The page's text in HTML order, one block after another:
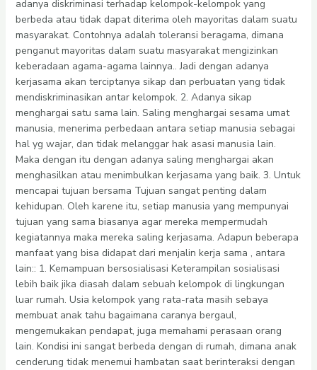
adanya diskriminasi terhadap kelompok-kelompok yang
berbeda atau tidak dapat diterima oleh mayoritas dalam suatu
masyarakat. Contohnya adalah toleransi beragama, dimana
penganut mayoritas dalam suatu masyarakat mengizinkan
keberadaan agama-agama lainnya.. Jadi dengan adanya
kerjasama akan terciptanya sikap dan perbuatan yang tidak
mendiskriminasikan antar kelompok. 2. Adanya sikap
menghargai satu sama lain. Saling menghargai sesama umat
manusia, menerima perbedaan antara setiap manusia sebagai
hal yg wajar, dan tidak melanggar hak asasi manusia lain.
Maka dengan itu dengan adanya saling menghargai akan
menghasilkan atau menimbulkan kerjasama yang baik. 3. Untuk
mencapai tujuan bersama Tujuan sangat penting dalam
kehidupan. Oleh karene itu, setiap manusia yang mempunyai
tujuan yang sama biasanya agar mereka mempermudah
kegiatannya maka mereka saling kerjasama. Adapun beberapa
manfaat yang bisa didapat dari menjalin kerja sama , antara
lain:: 1. Kemampuan bersosialisasi Keterampilan sosialisasi
lebih baik jika diasah dalam sebuah kelompok di lingkungan
luar rumah. Usia kelompok yang rata-rata masih sebaya
membuat anak tahu bagaimana caranya bergaul,
mengemukakan pendapat, juga memahami perasaan orang
lain. Kondisi ini sangat berbeda dengan di rumah, dimana anak
cenderung tidak menemui hambatan saat berinteraksi dengan